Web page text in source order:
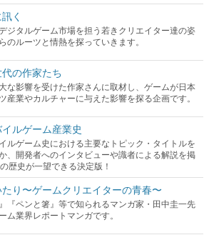
の作家たち
な影響を受けた作家さんに取材し、ゲームが日本
産業やカルチャーに与えた影響を探る企画です。
ルゲーム産業史
ルゲーム史における主要なトピック・タイトルを
、開発者へのインタビューや識者による解説を掲
り〜ゲームクリエイターの青春〜
『ペンと箸』等で知られるマンガ家・田中圭一先
ム業界レポートマンガです。
ムは面白い？
・hamatsu氏がゲームの魅力を画面や操作の具体的
明かしていく、硬派で骨太な評論連載です。